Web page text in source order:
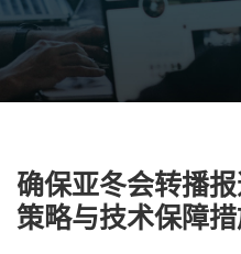
确保亚冬会转播
策略与技术保障